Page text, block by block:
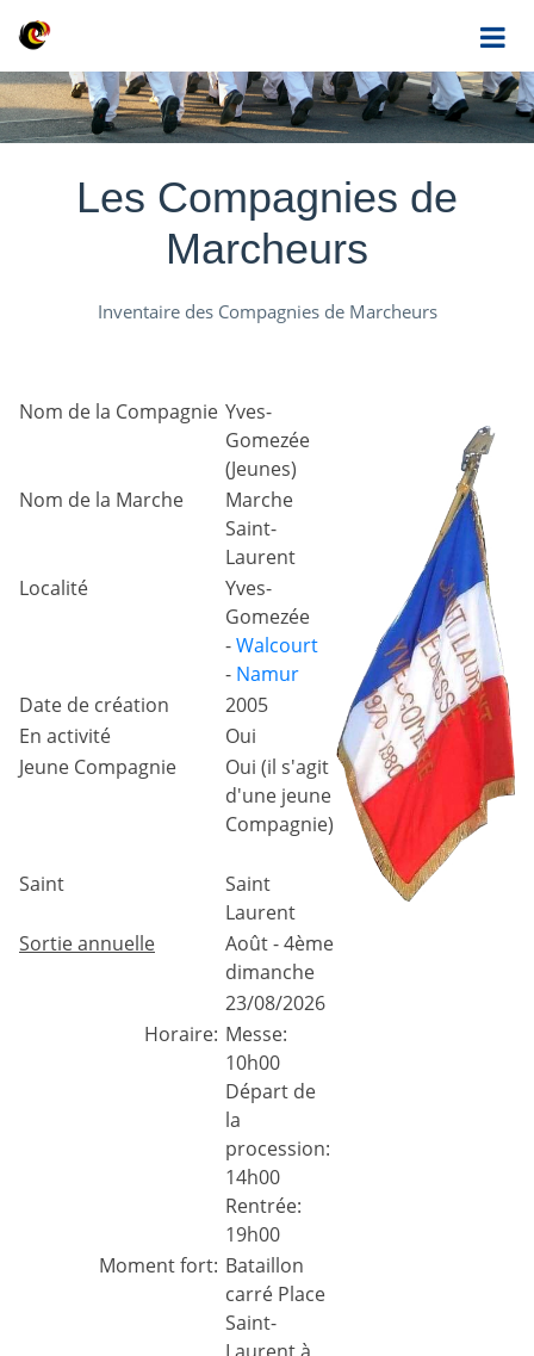
Les Compagnies de
Marcheurs
Inventaire des Compagnies de Marcheurs
Nom de la Compagnie Yves-
Gomezée
(Jeunes)
Nom de la Marche
Marche
Saint-
Laurent
Localité
Yves-
Gomezée
-Walcourt
- Namur
Date de création
2005
En activité
Oui
Jeune Compagnie
Oui (il s'agit
d'une jeune
Compagnie)
Saint
Saint
Laurent
Sortie annuelle
Août - 4ème
dimanche
23/08/2026
Horaire: Messe:
10h00
Départ de
la
procession:
14h00
Rentrée:
19h00
Moment fort: Bataillon
carré Place
Saint-